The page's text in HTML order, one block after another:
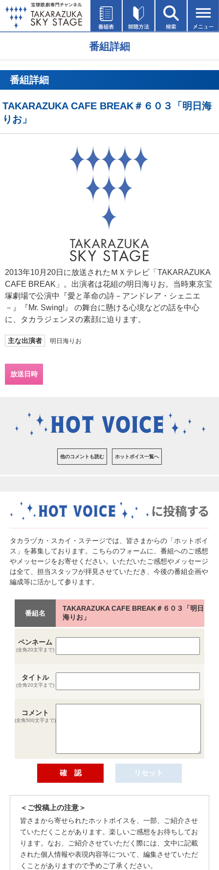
番組詳細
番組詳細
TAKARAZUKA CAFE BREAK＃６０３「明日海
りお」
2013年10月20日に放送されたＭＸテレビ「TAKARAZUKA
CAFE BREAK」。出演者は花組の明日海りお。当時東京宝
塚劇場で公演中『愛と革命の詩－アンドレア・シェニエ
－』『Mr. Swing!』 の舞台に懸ける心境などの話を中心
に、タカラジェンヌの素顔に迫ります。
主な出演者 明日海りお
放送日時
他のコメントも読む ホットボイス一覧へ
タカラヅカ・スカイ・ステージでは、皆さまからの「ホットボイ
ス」を募集しております。こちらのフォームに、番組へのご感想
やメッセージをお寄せください。いただいたご感想やメッセージ
は全て、担当スタッフが拝見させていただき、今後の番組企画や
編成等に活かして参ります。
番組名
TAKARAZUKA CAFE BREAK＃６０３「明日
海りお」
ペンネーム
(全角20文字まで)
タイトル
(全角20文字まで)
コメント
(全角500文字まで)
＜ご投稿上の注意＞
皆さまから寄せられたホットボイスを、一部、ご紹介させ
ていただくことがあります。楽しいご感想をお待ちしてお
ります。なお、ご紹介させていただく際には、文中に記載
された個人情報や表現内容等について、編集させていただ
くことがありますので予めご了承ください。